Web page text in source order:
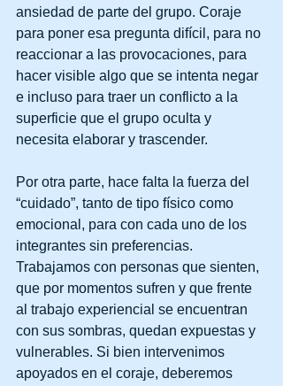
ansiedad de parte del grupo. Coraje
para poner esa pregunta difícil, para no
reaccionar a las provocaciones, para
hacer visible algo que se intenta negar
e incluso para traer un conflicto a la
superficie que el grupo oculta y
necesita elaborar y trascender.
Por otra parte, hace falta la fuerza del
“cuidado”, tanto de tipo físico como
emocional, para con cada uno de los
integrantes sin preferencias.
Trabajamos con personas que sienten,
que por momentos sufren y que frente
al trabajo experiencial se encuentran
con sus sombras, quedan expuestas y
vulnerables. Si bien intervenimos
apoyados en el coraje, deberemos